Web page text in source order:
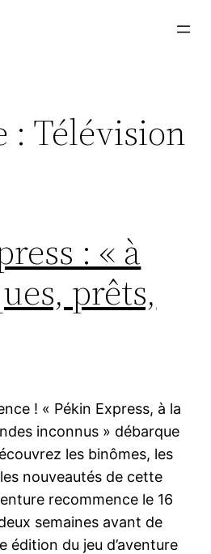
: Télévision
: « à
prêts,
! « Pékin Express, à la
inconnus » débarque
les binômes, les
nouveautés de cette
recommence le 16
semaines avant de
édition du jeu d’aventure